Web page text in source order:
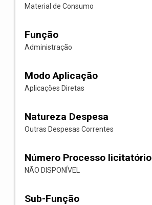
Material de Consumo
Função
Administração
Modo Aplicação
Aplicações Diretas
Natureza Despesa
Outras Despesas Correntes
Número Processo licitatório
NÃO DISPONÍVEL
Sub-Função